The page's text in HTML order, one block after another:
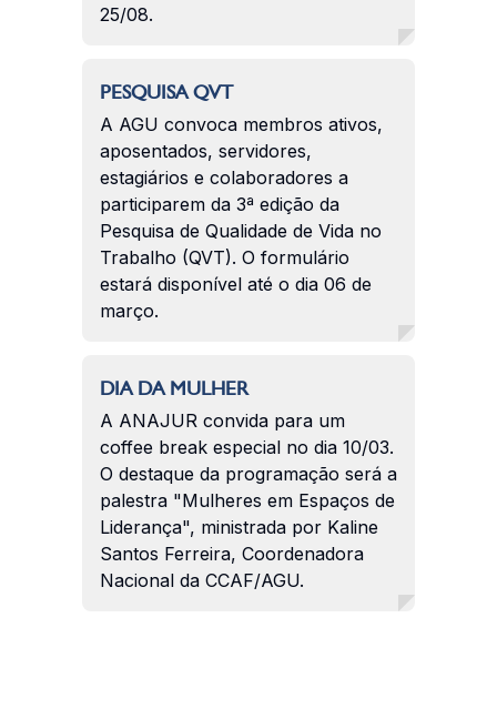
25/08.
PESQUISA QVT
A AGU convoca membros ativos,
aposentados, servidores,
estagiários e colaboradores a
participarem da 3ª edição da
Pesquisa de Qualidade de Vida no
Trabalho (QVT). O formulário
estará disponível até o dia 06 de
março.
DIA DA MULHER
A ANAJUR convida para um
coffee break especial no dia 10/03.
O destaque da programação será a
palestra "Mulheres em Espaços de
Liderança", ministrada por Kaline
Santos Ferreira, Coordenadora
Nacional da CCAF/AGU.